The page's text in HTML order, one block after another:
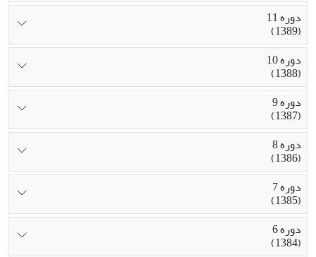
دوره 11
(1389)
دوره 10
(1388)
دوره 9
(1387)
دوره 8
(1386)
دوره 7
(1385)
دوره 6
(1384)